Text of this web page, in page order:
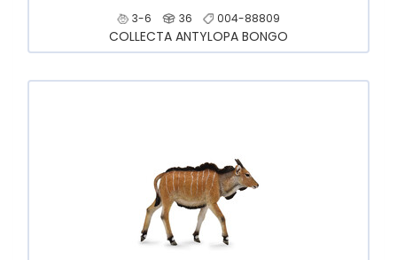
3-6 36 004-88809
COLLECTA ANTYLOPA BONGO